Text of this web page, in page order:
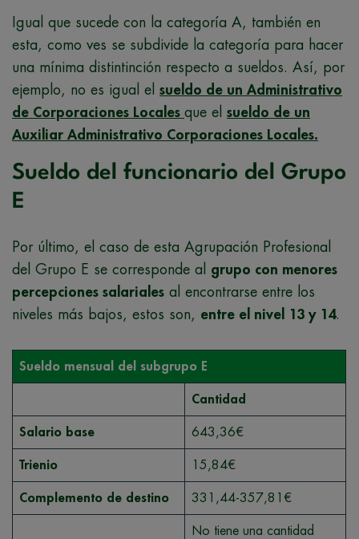
Igual que sucede con la categoría A, también en
esta, como ves se subdivide la categoría para hacer
una mínima distintinción respecto a sueldos. Así, por
ejemplo, no es igual el sueldo de un Administrativo
de Corporaciones Locales que el sueldo de un
Auxiliar Administrativo Corporaciones Locales.
Sueldo del funcionario del Grupo
E
Por último, el caso de esta Agrupación Profesional
del Grupo E se corresponde al grupo con menores
percepciones salariales al encontrarse entre los
niveles más bajos, estos son, entre el nivel 13 y 14.
Sueldo mensual del subgrupo E
Cantidad
Salario base 643,36€
Trienio 15,84€
Complemento de destino 331,44-357,81€
No tiene una cantidad